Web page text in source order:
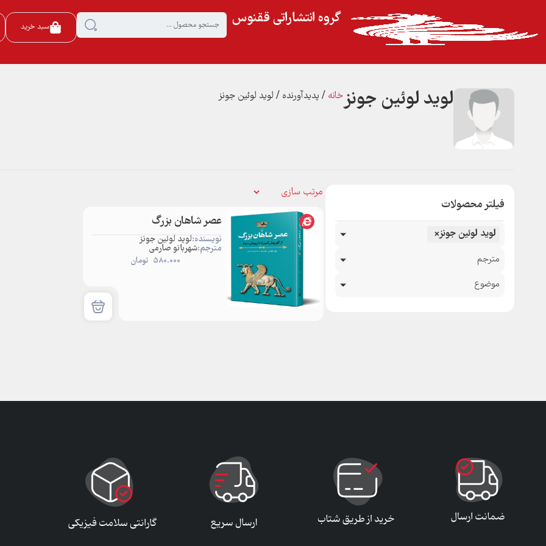
گروه انتشاراتی ققنوس سبد خرید
لوید لوئین جونزخانه / پدیدآورنده / لوید لوئین جونز
فیلتر محصولات
لوید لوئین جونز×
مترجم
موضوع
عصر شاهان بزرگ
نویسنده:لوید لوئین جونز
مترجم:شهربانو صارمی
580.000 تومان